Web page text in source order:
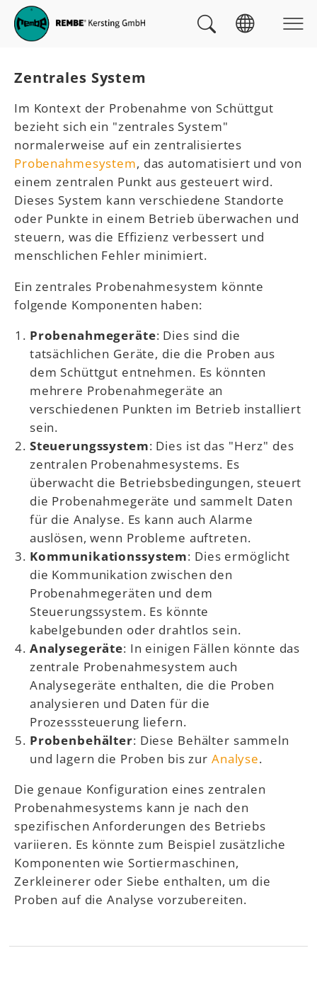
Skip to main navigation
zum Inhalt
Skip to page footer
Zentrales System
Im Kontext der Probenahme von Schüttgut
bezieht sich ein "zentrales System"
normalerweise auf ein zentralisiertes
Probenahmesystem, das automatisiert und von
einem zentralen Punkt aus gesteuert wird.
Dieses System kann verschiedene Standorte
oder Punkte in einem Betrieb überwachen und
steuern, was die Effizienz verbessert und
menschlichen Fehler minimiert.
Ein zentrales Probenahmesystem könnte
folgende Komponenten haben:
Probenahmegeräte: Dies sind die
tatsächlichen Geräte, die die Proben aus
dem Schüttgut entnehmen. Es könnten
mehrere Probenahmegeräte an
verschiedenen Punkten im Betrieb installiert
sein.
Steuerungssystem: Dies ist das "Herz" des
zentralen Probenahmesystems. Es
überwacht die Betriebsbedingungen, steuert
die Probenahmegeräte und sammelt Daten
für die Analyse. Es kann auch Alarme
auslösen, wenn Probleme auftreten.
Kommunikationssystem: Dies ermöglicht
die Kommunikation zwischen den
Probenahmegeräten und dem
Steuerungssystem. Es könnte
kabelgebunden oder drahtlos sein.
Analysegeräte: In einigen Fällen könnte das
zentrale Probenahmesystem auch
Analysegeräte enthalten, die die Proben
analysieren und Daten für die
Prozesssteuerung liefern.
Probenbehälter: Diese Behälter sammeln
und lagern die Proben bis zur Analyse.
Die genaue Konfiguration eines zentralen
Probenahmesystems kann je nach den
spezifischen Anforderungen des Betriebs
variieren. Es könnte zum Beispiel zusätzliche
Komponenten wie Sortiermaschinen,
Zerkleinerer oder Siebe enthalten, um die
Proben auf die Analyse vorzubereiten.